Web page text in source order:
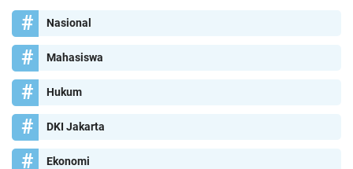
Nasional
Mahasiswa
Hukum
DKI Jakarta
Ekonomi